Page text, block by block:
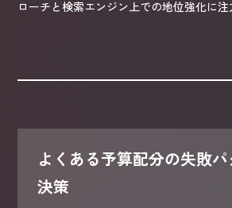
ローチと検索エンジン上での地位強化に注
よくある予算配分の失敗
決策